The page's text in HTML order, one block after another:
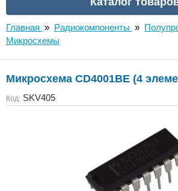
Главная » Радиокомпоненты »
Микросхемы
Микросхема CD4001BE (4
Код: SKV405